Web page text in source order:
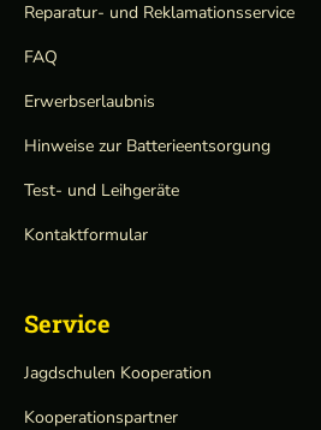
Reparatur- und Reklamationsservice
FAQ
Erwerbserlaubnis
Hinweise zur Batterieentsorgung
Test- und Leihgeräte
Kontaktformular
Service
Jagdschulen Kooperation
Kooperationspartner